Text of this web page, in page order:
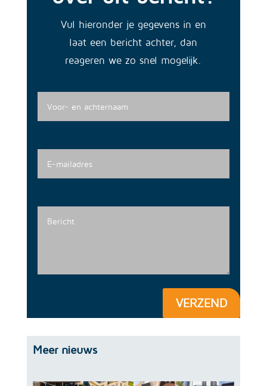
Vul hieronder je gegevens in en
laat een bericht achter, dan
reageren we zo snel mogelijk.
VERZEND
Meer nieuws